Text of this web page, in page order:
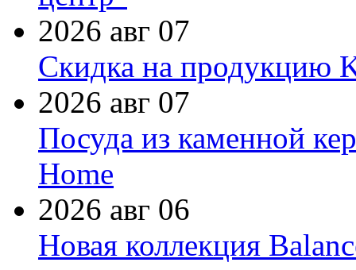
2026 авг 07
Скидка на продукцию
2026 авг 07
Посуда из каменной
Home
2026 авг 06
Новая коллекция